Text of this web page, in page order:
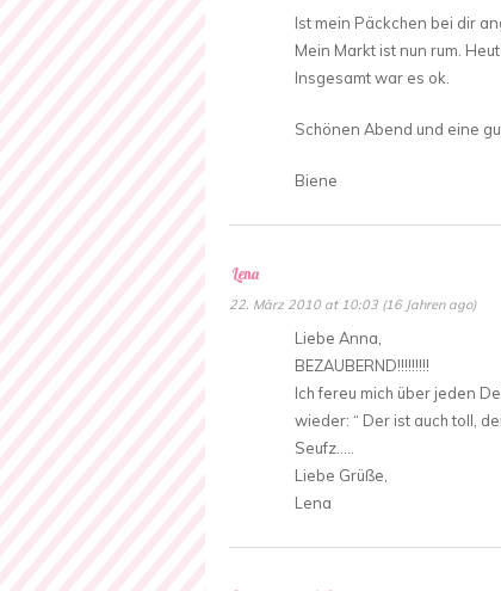
Ist mein Päckchen bei dir
Mein Markt ist nun rum.
Insgesamt war es ok.
Schönen Abend und eine
Biene
Lena
22. März 2010 at 10:03 (16 Jahren ago)
Liebe Anna,
BEZAUBERND!!!!!!!!!
Ich fereu mich über jeden
wieder: “ Der ist auch toll,
Seufz…..
Liebe Grüße,
Lena